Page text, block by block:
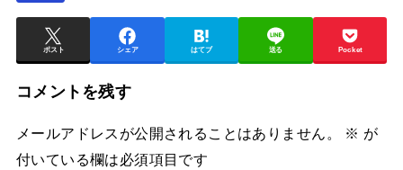
ポスト シェア はてブ 送る Pocket
コメントを残す
メールアドレスが公開されることはありません。 ※ が
付いている欄は必須項目です